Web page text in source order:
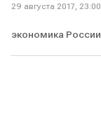
29 августа 2017, 23:00
экономика России